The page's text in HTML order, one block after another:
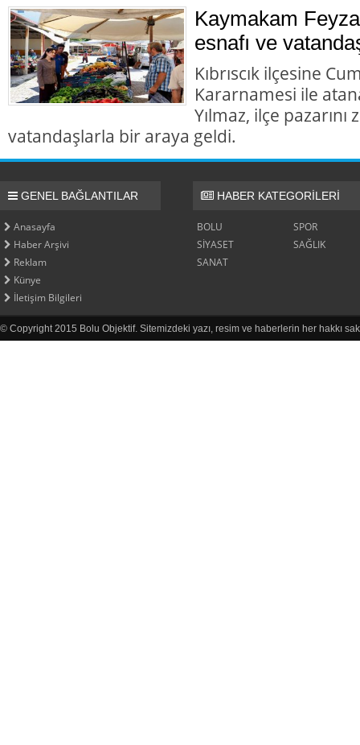
Kaymakam
esnafı ve
Kıbrıscık ilçesine
Kararnamesi ile
Yılmaz, ilçe
vatandaşlarla bir araya geldi.
GENEL BAĞLANTILAR
Anasayfa
Haber Arşivi
Reklam
Künye
İletişim Bilgileri
HABER KATEGORİLERİ
BOLU
SPOR
SİYASET
SAĞLIK
SANAT
© Copyright 2015 Bolu Objektif. Sitemizdeki yazı, resim ve haberlerin her hakkı